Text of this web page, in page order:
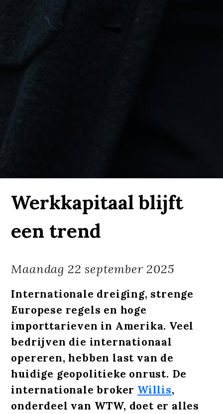
Werkkapitaal blijft
een trend
Maandag 22 september 2025
Internationale dreiging, strenge
Europese regels en hoge
importtarieven in Amerika. Veel
bedrijven die internationaal
opereren, hebben last van de
huidige geopolitieke onrust. De
internationale broker Willis,
onderdeel van WTW, doet er alles